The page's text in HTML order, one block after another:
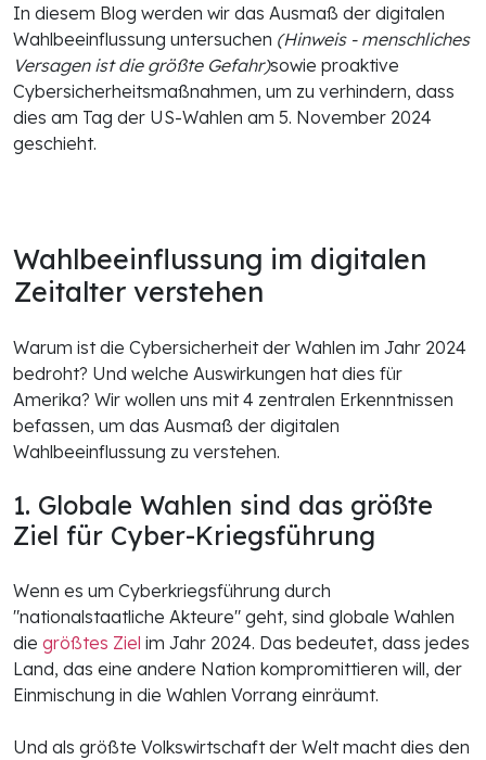
In diesem Blog werden wir das Ausmaß der digitalen
Wahlbeeinflussung untersuchen (Hinweis - menschliches
Versagen ist die größte Gefahr)sowie proaktive
Cybersicherheitsmaßnahmen, um zu verhindern, dass
dies am Tag der US-Wahlen am 5. November 2024
geschieht.
Wahlbeeinflussung im digitalen
Zeitalter verstehen
Warum ist die Cybersicherheit der Wahlen im Jahr 2024
bedroht? Und welche Auswirkungen hat dies für
Amerika? Wir wollen uns mit 4 zentralen Erkenntnissen
befassen, um das Ausmaß der digitalen
Wahlbeeinflussung zu verstehen.
1. Globale Wahlen sind das größte
Ziel für Cyber-Kriegsführung
Wenn es um Cyberkriegsführung durch
"nationalstaatliche Akteure" geht, sind globale Wahlen
die größtes Ziel im Jahr 2024. Das bedeutet, dass jedes
Land, das eine andere Nation kompromittieren will, der
Einmischung in die Wahlen Vorrang einräumt.
Und als größte Volkswirtschaft der Welt macht dies den